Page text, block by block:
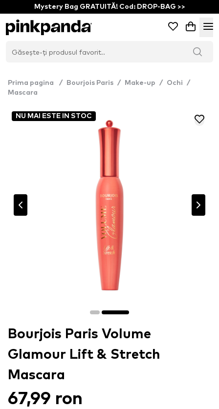
Mystery Bag GRATUITĂ! Cod: DROP-BAG >>
Prima pagina / Bourjois Paris / Make-up / Ochi
/
Mascara
NU MAI ESTE IN STOC
Bourjois Paris Volume
Glamour Lift & Stretch
Mascara
67,99 ron